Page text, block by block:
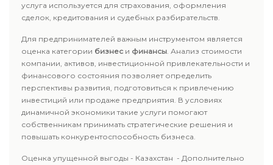
услуга используется для страхования, оформления
сделок, кредитования и судебных разбирательств.
Для предпринимателей важным инструментом является
оценка категории бизнес и финансы. Анализ стоимости
компании, активов, инвестиционной привлекательности и
финансового состояния позволяет определить
перспективы развития, подготовиться к привлечению
инвестиций или продаже предприятия. В условиях
динамичной экономики такие услуги помогают
собственникам принимать стратегические решения и
повышать конкурентоспособность бизнеса.
Оценка упущенной выгоды - Казахстан - Дополнительно